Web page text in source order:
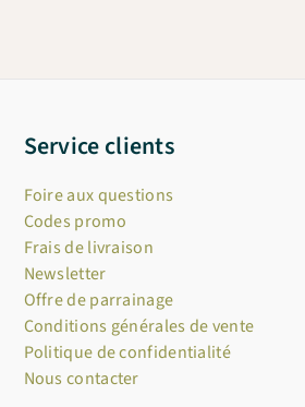
Service clients
Foire aux questions
Codes promo
Frais de livraison
Newsletter
Offre de parrainage
Conditions générales de vente
Politique de confidentialité
Nous contacter